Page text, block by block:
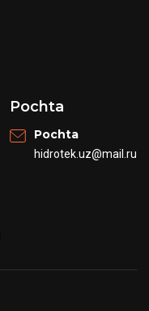
Pochta
Pochta
hidrotek.uz@mail.ru